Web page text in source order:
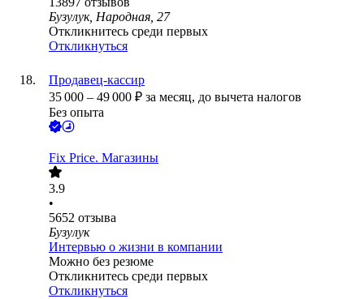
Бузулук, Народная, 27
Откликнитесь среди первых
Откликнуться
Продавец-кассир
35 000 – 49 000 ₽ за месяц, до вычета налогов
Без опыта
Fix Price. Магазины
3.9
•
5652 отзыва
Бузулук
Интервью о жизни в компании
Можно без резюме
Откликнитесь среди первых
Откликнуться